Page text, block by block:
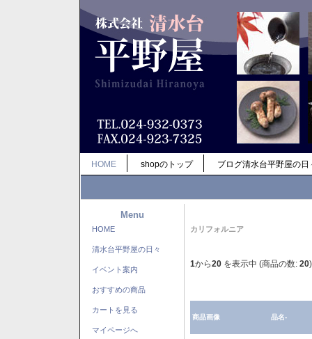
HOME shopのトップ ブログ清水台平野屋の日
Menu
HOME
清水台平野屋の日々
イベント案内
おすすめの商品
カートを見る
マイページへ
カリフォルニア
1から20 を表示中 (商品の数: 20)
商品画像 品名-